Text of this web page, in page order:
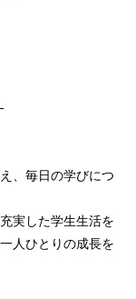
、毎日の学びにつ
実した学生生活を
人ひとりの成長を